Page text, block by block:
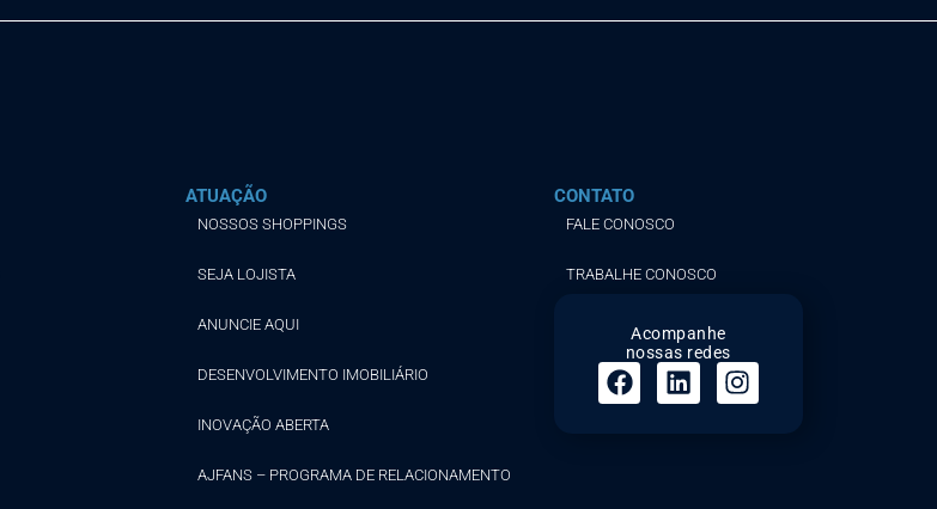
ATUAÇÃO
NOSSOS SHOPPINGS
SEJA LOJISTA
ANUNCIE AQUI
DESENVOLVIMENTO IMOBILIÁRIO
INOVAÇÃO ABERTA
AJFANS – PROGRAMA DE RELACIONAMENTO
CONTATO
FALE CONOSCO
TRABALHE CONOSCO
Acompanhe
nossas redes